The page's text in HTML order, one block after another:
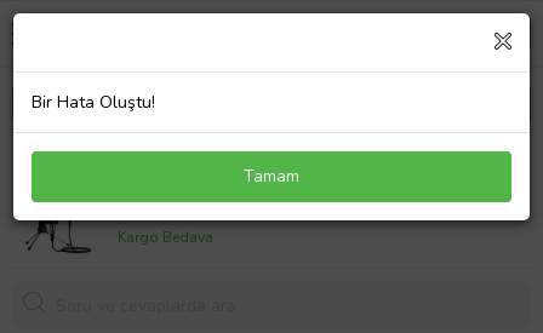
Lastvoice BM800 SY Mini Tripodlu Youtuber Twitch
Yayıncı Mikrofonu
839,75 TL
Kargo Bedava
Bir Hata Oluştu!
Tamam